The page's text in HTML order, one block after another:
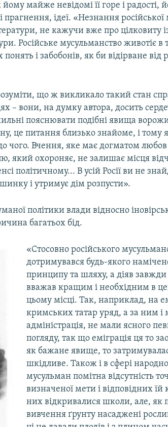
йому майже невідомі її горе і радості,
прагнення, ідеї. «Незнання
не кажучи вже про цілковиту
Російське мусульманство животіє в
і забобонів, як би відірване від
що ж викликало такий стан
– вони, на думку автора, досить
пояснювати подібні явища
це питання близько знайоме, і тому
чого. Вчення, яке має догматом любов
який охороняє, не залишає місця
політичному... В усій Росії ви не
і утримує дім розпусти».
політики влади відносно
багатьох бід.
«Стосовно російського
дотримувався будь-якого
принципу та шляху, а діяв завжди
вважав кращим і необхідним в
цьому місці. Так, наприклад, на
кримських татар уряд, а за ним і
адміністрація, не мали ясного
погляду, так що еміграція ця то
як бажане явище, то
шкідливе. Також і в сфері
мусульман помітна відсутність
визначеної мети і відповідних їй
них відкривалися школи, але, як
вивчення ґрунту насаджені